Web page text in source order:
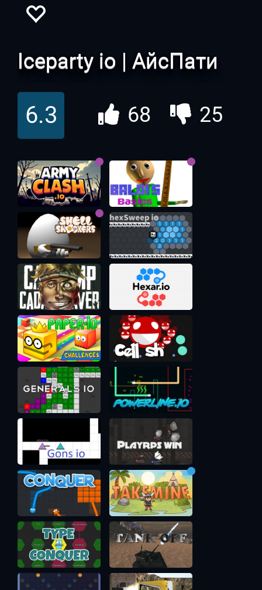
Iceparty io | АйсПати
ио
6.3 68 25